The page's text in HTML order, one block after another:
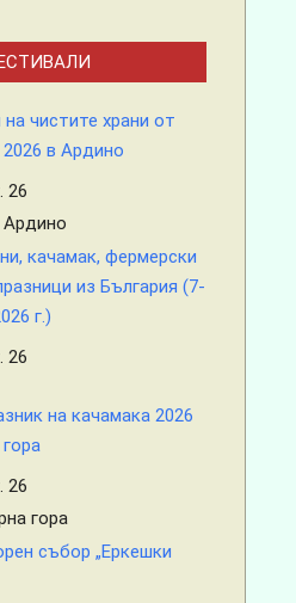
чистите храни от
в Ардино
26
Ардино
качамак, фермерски
из България (7-
г.)
26
на качамака 2026
26
гора
събор „Еркешки